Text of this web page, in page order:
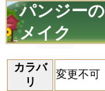
パンジー
メイク
カラバ
リ
変更不可